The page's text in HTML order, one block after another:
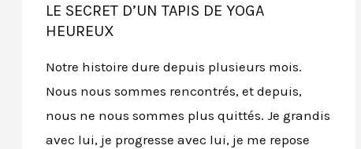
LE SECRET D’UN TAPIS DE YOGA
HEUREUX
Notre histoire dure depuis plusieurs mois.
Nous nous sommes rencontrés, et depuis,
nous ne nous sommes plus quittés. Je grandis
avec lui, je progresse avec lui, je me repose